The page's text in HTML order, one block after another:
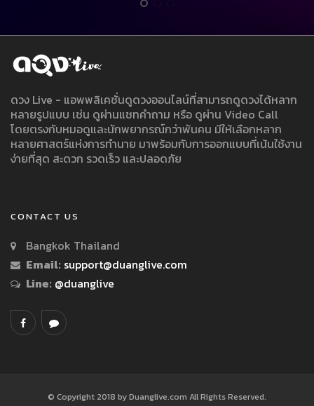
ดวง Live - แอพพลิเคชั่นดูดวงออนไลน์ที่สามารถดูดวงได้หลาก
หลายรูปแบบ เช่น ดูผ่านแชทคำถาม หรือ ดูผ่าน Video Call
โดยตรงกับหมอดูและนักพยากรณ์กว่าพันคน มีให้เลือกหลาก
หลายศาสตร์แห่งการทำนาย มาพร้อมกับการออกแบบที่เน้นใช้งาน
ง่ายที่สุด สะดวก รวดเร็ว และปลอดภัย
CONTACT US
Bangkok Thailand
Email: support@duanglive.com
Line: @duanglive
© Copyright 2018 by Duanglive.com All Rights Reserved.